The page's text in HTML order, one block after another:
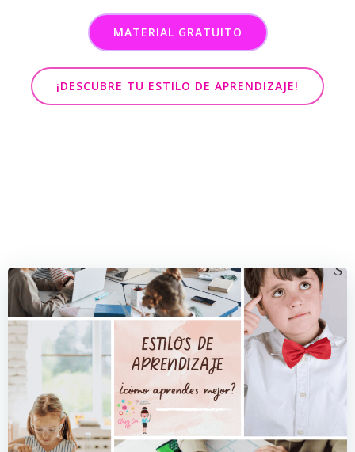
MATERIAL GRATUITO
¡DESCUBRE TU ESTILO DE APRENDIZAJE!